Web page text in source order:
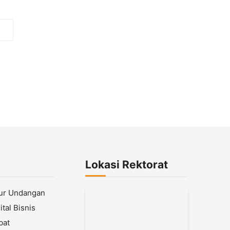
Undangan
Bisnis
Lokasi Rektorat